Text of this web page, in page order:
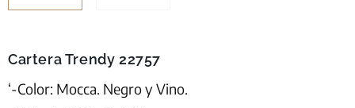
Cartera Trendy 22757
‘-Color: Mocca. Negro y Vino.